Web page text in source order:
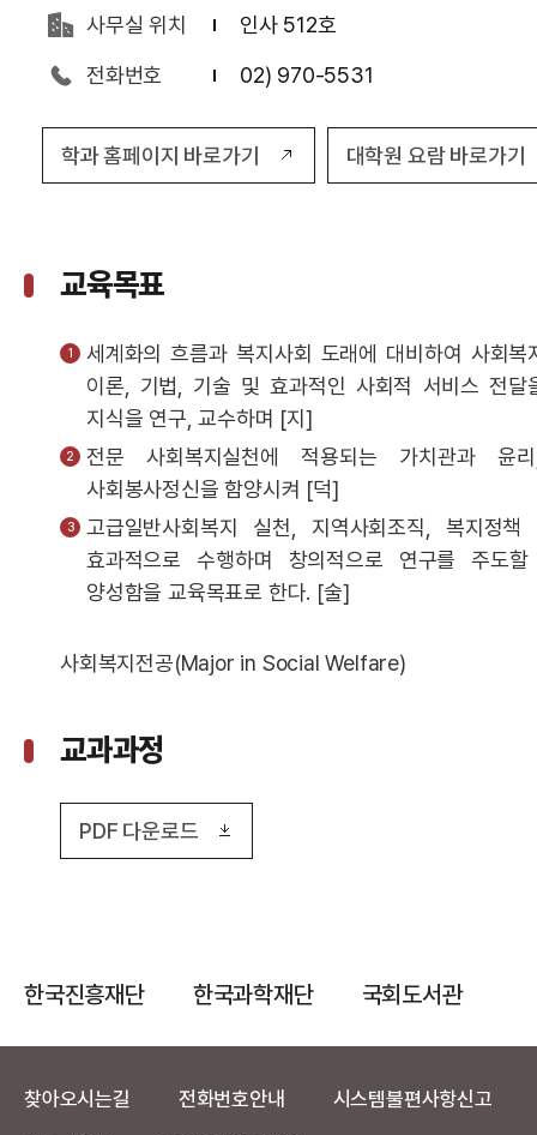
사무실 위치
인사 512호
전화번호
02) 970-5531
학과 홈페이지 바로가기 대학원 요람 바로가기
교육목표
세계화의 흐름과 복지사회 도래에 대비하여 사회
이론, 기법, 기술 및 효과적인 사회적 서비스 전
지식을 연구, 교수하며 [지]
전문 사회복지실천에 적용되는 가치관과 윤
사회봉사정신을 함양시켜 [덕]
고급일반사회복지 실천, 지역사회조직, 복지정
효과적으로 수행하며 창의적으로 연구를 주도
양성함을 교육목표로 한다. [술]
사회복지전공(Major in Social Welfare)
교과과정
PDF 다운로드
한국진흥재단 한국과학재단 국회도서관
찾아오시는길 전화번호안내 시스템불편사항신고